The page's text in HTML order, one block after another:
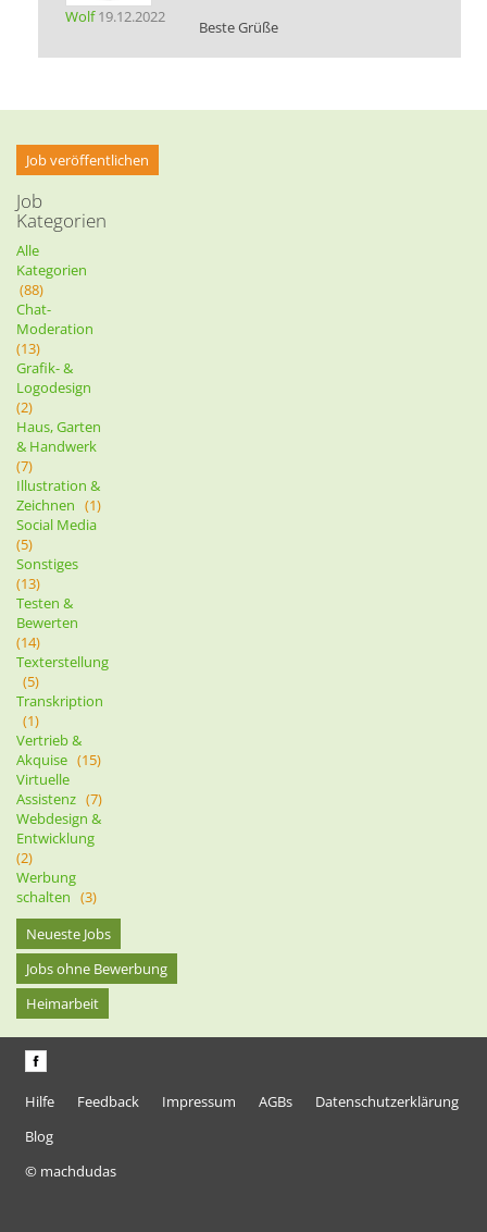
Wolf 19.12.2022
Beste Grüße
Job veröffentlichen
Job
Kategorien
Alle
Kategorien
(88)
Chat-
Moderation
(13)
Grafik- &
Logodesign
(2)
Haus, Garten
& Handwerk
(7)
Illustration &
Zeichnen (1)
Social Media
(5)
Sonstiges
(13)
Testen &
Bewerten
(14)
Texterstellung
(5)
Transkription
(1)
Vertrieb &
Akquise (15)
Virtuelle
Assistenz (7)
Webdesign &
Entwicklung
(2)
Werbung
schalten (3)
Neueste Jobs
Jobs ohne Bewerbung
Heimarbeit
Hilfe Feedback Impressum AGBs
Datenschutzerklärung
Blog
© machdudas